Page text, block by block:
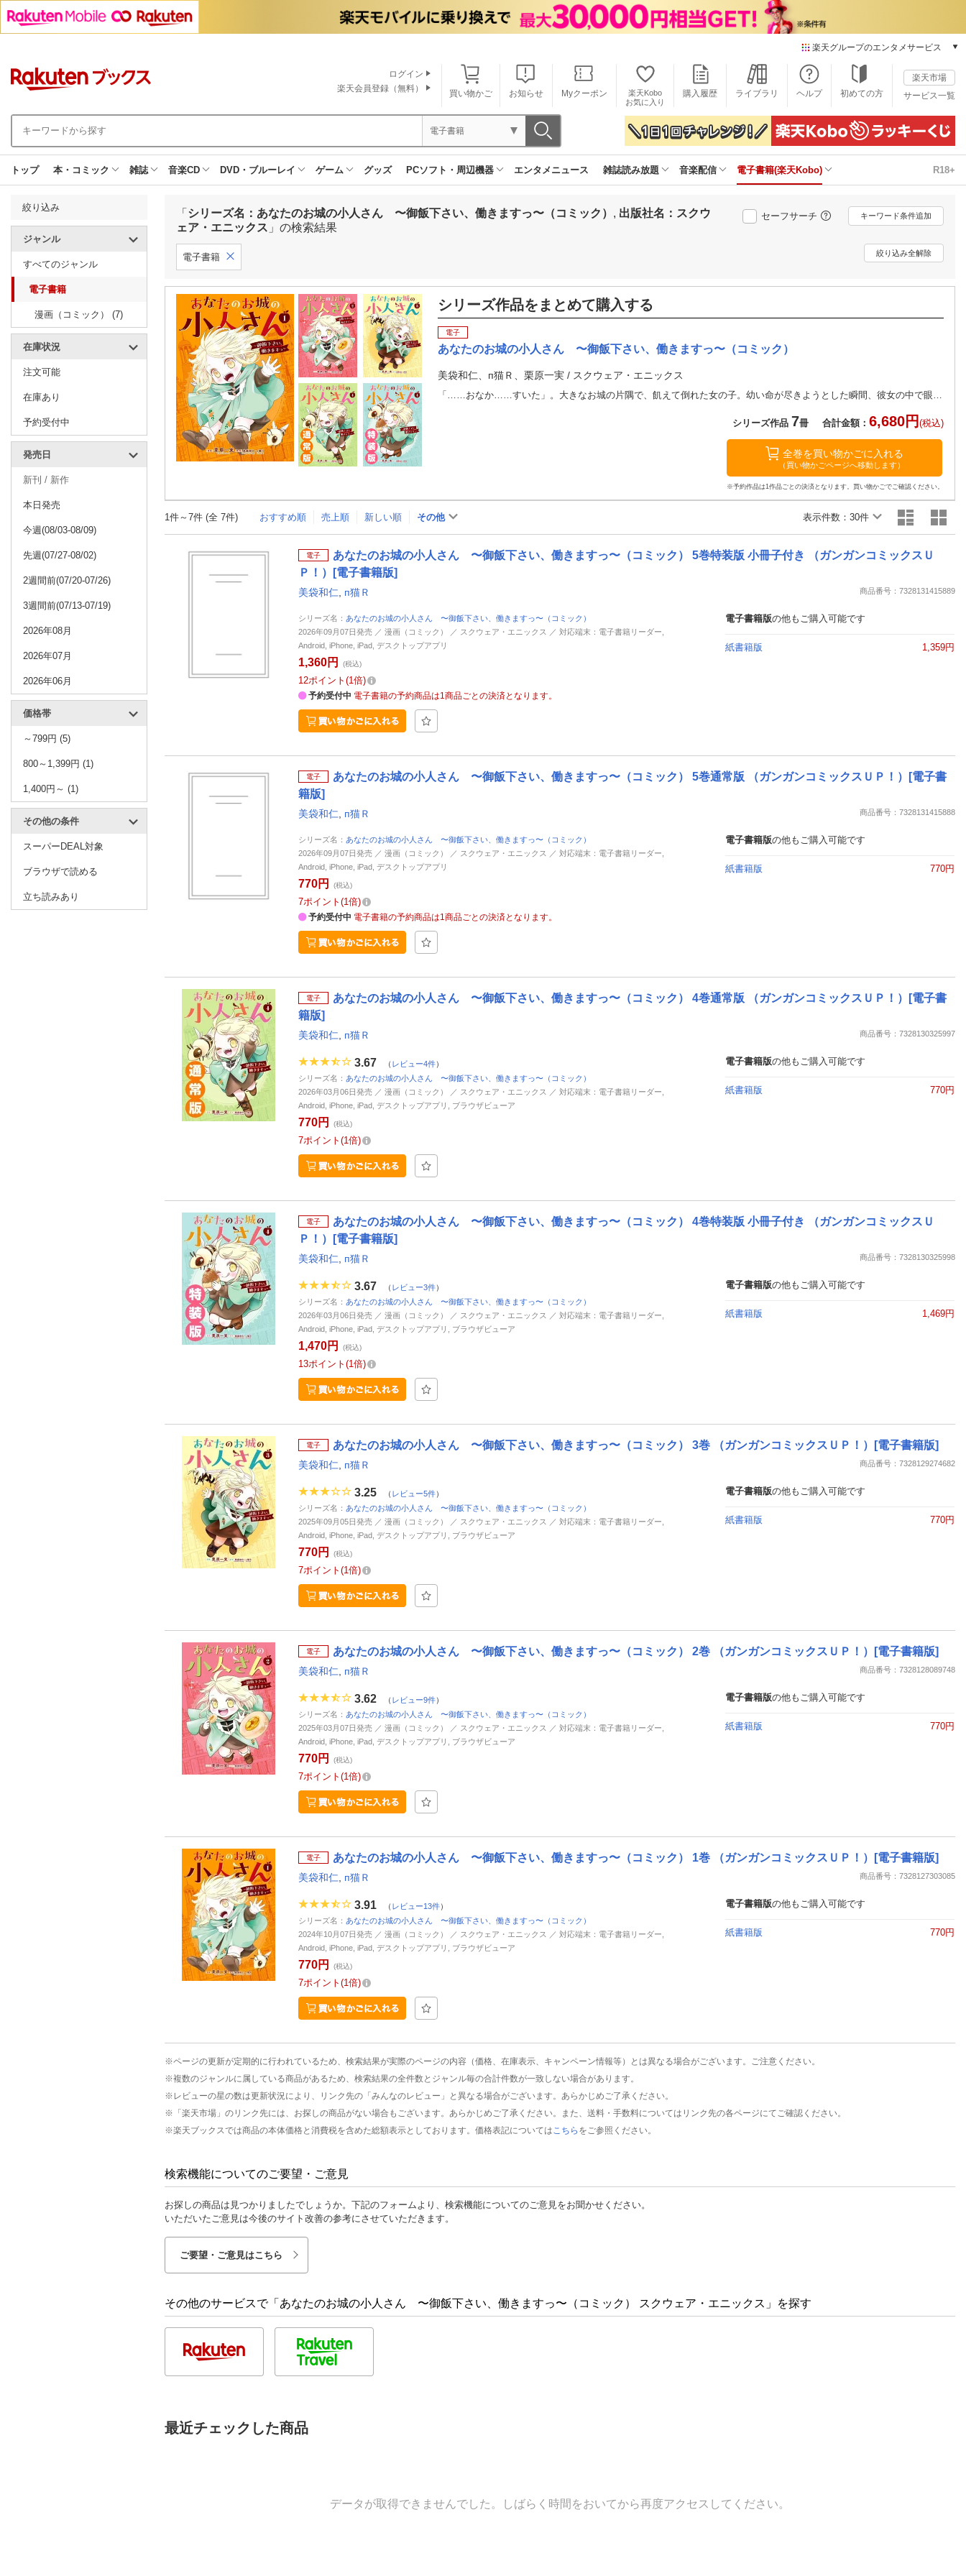
楽天グループのエンタメサービス
本/ゲーム/CD/DVD
楽天ブックス
電子書籍
楽天Kobo
雑誌読み放題
楽天ミュージック
動画配信
楽天TV
Rakuten PLAY
Rチャンネル
買い物かご お知らせ Myクーポン
楽天Kobo
お気に入り
購入履歴 ライブラリ ヘルプ 初めての方
楽天市場
サービス一覧
ログイン
楽天会員登録（無料）
電子書籍
トップ 本・コミック 雑誌 音楽CD DVD・ブルーレイ ゲーム グッズ PCソフト・周辺機器 エンタメニュース 雑誌読み放題 音楽配信 電子書籍(楽天Kobo) R18+
絞り込み
ジャンル
すべてのジャンル
電子書籍
漫画（コミック） (7)
在庫状況
注文可能
在庫あり
予約受付中
発売日
新刊 / 新作
本日発売
今週(08/03-08/09)
先週(07/27-08/02)
2週間前(07/20-07/26)
3週間前(07/13-07/19)
2026年08月
2026年07月
2026年06月
価格帯
～799円 (5)
800～1,399円 (1)
1,400円～ (1)
その他の条件
スーパーDEAL対象
ブラウザで読める
立ち読みあり
「 シリーズ名：あなたのお城の小人さん 〜御飯下さい、働きますっ〜（コミック） , 出版社名：スクウ
ェア・エニックス 」の検索結果
セーフサーチ キーワード条件追加
電子書籍 絞り込み全解除
シリーズ作品をまとめて購入する
電子
あなたのお城の小人さん 〜御飯下さい、働きますっ〜（コミック）
美袋和仁、п猫Ｒ、栗原一実 / スクウェア・エニックス
シリーズ作品 7冊 合計金額： 6,680円 (税込)
全巻を買い物かごに入れる
（買い物かごページへ移動します）
※予約作品は1作品ごとの決済となります。買い物かごでご確認ください。
1件～7件 (全 7件) おすすめ順 売上順 新しい順 その他 表示件数： 30件
電子
あなたのお城の小人さん 〜御飯下さい、働きますっ〜（コミック） 5巻特装版 小冊子付き （ガンガンコミックスＵ
Ｐ！）[電子書籍版]
美袋和仁 п猫Ｒ 商品番号：7328131415889
シリーズ名： あなたのお城の小人さん 〜御飯下さい、働きますっ〜（コミック）
2026年09月07日発売 ／ 漫画（コミック） ／ スクウェア・エニックス ／ 対応端末：電子書籍リーダー,
Android, iPhone, iPad, デスクトップアプリ
1,360円 (税込)
12ポイント 1倍
予約受付中 電子書籍の予約商品は1商品ごとの決済となります。
電子書籍版の他もご購入可能です
紙書籍版 1,359円
電子
あなたのお城の小人さん 〜御飯下さい、働きますっ〜（コミック） 5巻通常版 （ガンガンコミックスＵＰ！）[電子書
籍版]
美袋和仁 п猫Ｒ 商品番号：7328131415888
シリーズ名： あなたのお城の小人さん 〜御飯下さい、働きますっ〜（コミック）
2026年09月07日発売 ／ 漫画（コミック） ／ スクウェア・エニックス ／ 対応端末：電子書籍リーダー,
Android, iPhone, iPad, デスクトップアプリ
770円 (税込)
7ポイント 1倍
予約受付中 電子書籍の予約商品は1商品ごとの決済となります。
電子書籍版の他もご購入可能です
紙書籍版 770円
電子
あなたのお城の小人さん 〜御飯下さい、働きますっ〜（コミック） 4巻通常版 （ガンガンコミックスＵＰ！）[電子書
籍版]
美袋和仁 п猫Ｒ 商品番号：7328130325997
3.67 （ レビュー4件）
シリーズ名： あなたのお城の小人さん 〜御飯下さい、働きますっ〜（コミック）
2026年03月06日発売 ／ 漫画（コミック） ／ スクウェア・エニックス ／ 対応端末：電子書籍リーダー,
Android, iPhone, iPad, デスクトップアプリ, ブラウザビューア
770円 (税込)
7ポイント 1倍
電子書籍版の他もご購入可能です
紙書籍版 770円
電子
あなたのお城の小人さん 〜御飯下さい、働きますっ〜（コミック） 4巻特装版 小冊子付き （ガンガンコミックスＵ
Ｐ！）[電子書籍版]
美袋和仁 п猫Ｒ 商品番号：7328130325998
3.67 （ レビュー3件）
シリーズ名： あなたのお城の小人さん 〜御飯下さい、働きますっ〜（コミック）
2026年03月06日発売 ／ 漫画（コミック） ／ スクウェア・エニックス ／ 対応端末：電子書籍リーダー,
Android, iPhone, iPad, デスクトップアプリ, ブラウザビューア
1,470円 (税込)
13ポイント 1倍
電子書籍版の他もご購入可能です
紙書籍版 1,469円
電子 あなたのお城の小人さん 〜御飯下さい、働きますっ〜（コミック） 3巻 （ガンガンコミックスＵＰ！）[電子書籍版]
美袋和仁 п猫Ｒ 商品番号：7328129274682
3.25 （ レビュー5件）
シリーズ名： あなたのお城の小人さん 〜御飯下さい、働きますっ〜（コミック）
2025年09月05日発売 ／ 漫画（コミック） ／ スクウェア・エニックス ／ 対応端末：電子書籍リーダー,
Android, iPhone, iPad, デスクトップアプリ, ブラウザビューア
770円 (税込)
7ポイント 1倍
電子書籍版の他もご購入可能です
紙書籍版 770円
電子 あなたのお城の小人さん 〜御飯下さい、働きますっ〜（コミック） 2巻 （ガンガンコミックスＵＰ！）[電子書籍版]
美袋和仁 п猫Ｒ 商品番号：7328128089748
3.62 （ レビュー9件）
シリーズ名： あなたのお城の小人さん 〜御飯下さい、働きますっ〜（コミック）
2025年03月07日発売 ／ 漫画（コミック） ／ スクウェア・エニックス ／ 対応端末：電子書籍リーダー,
Android, iPhone, iPad, デスクトップアプリ, ブラウザビューア
770円 (税込)
7ポイント 1倍
電子書籍版の他もご購入可能です
紙書籍版 770円
電子 あなたのお城の小人さん 〜御飯下さい、働きますっ〜（コミック） 1巻 （ガンガンコミックスＵＰ！）[電子書籍版]
美袋和仁 п猫Ｒ 商品番号：7328127303085
3.91 （ レビュー13件）
シリーズ名： あなたのお城の小人さん 〜御飯下さい、働きますっ〜（コミック）
2024年10月07日発売 ／ 漫画（コミック） ／ スクウェア・エニックス ／ 対応端末：電子書籍リーダー,
Android, iPhone, iPad, デスクトップアプリ, ブラウザビューア
770円 (税込)
7ポイント 1倍
電子書籍版の他もご購入可能です
紙書籍版 770円
※ページの更新が定期的に行われているため、検索結果が実際のページの内容（価格、在庫表示、キャンペーン情報等）とは異なる場合がございます。ご注意ください。
※複数のジャンルに属している商品があるため、検索結果の全件数とジャンル毎の合計件数が一致しない場合があります。
※レビューの星の数は更新状況により、リンク先の「みんなのレビュー」と異なる場合がございます。あらかじめご了承ください。
※「楽天市場」のリンク先には、お探しの商品がない場合もございます。あらかじめご了承ください。また、送料・手数料についてはリンク先の各ページにてご確認ください。
※楽天ブックスでは商品の本体価格と消費税を含めた総額表示としております。価格表記についてはこちら をご参照ください。
検索機能についてのご要望・ご意見
お探しの商品は見つかりましたでしょうか。下記のフォームより、検索機能についてのご意見をお聞かせください。
いただいたご意見は今後のサイト改善の参考にさせていただきます。
ご要望・ご意見はこちら
その他のサービスで「あなたのお城の小人さん 〜御飯下さい、働きますっ〜（コミック） スクウェア・エニックス」を探す
最近チェックした商品
データが取得できませんでした。しばらく時間をおいてから再度アクセスしてください。